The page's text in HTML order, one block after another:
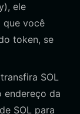
ele
que você
token, se
SOL
endereço da
SOL para